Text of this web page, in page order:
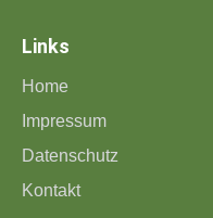
Links
Home
Impressum
Datenschutz
Kontakt